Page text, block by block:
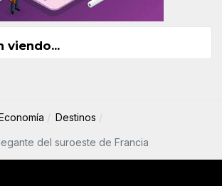
viendo...
Destinos
del suroeste de Francia